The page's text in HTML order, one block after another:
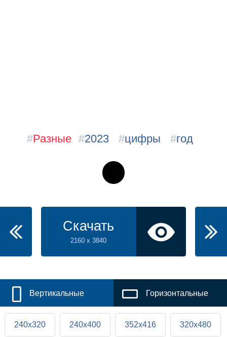
#Разные #2023 #цифры #год
Скачать
2160 x 3840
Вертикальные Горизонтальные
240x320 240x400 352x416 320x480